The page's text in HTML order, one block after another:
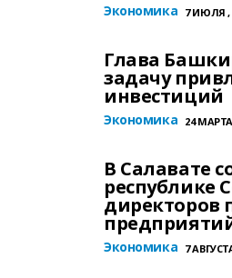
Экономика 7 ИЮЛЯ ,
Глава
задачу
инвестиций
Экономика 24 МАРТА
В Салавате
республике
Экономика 7